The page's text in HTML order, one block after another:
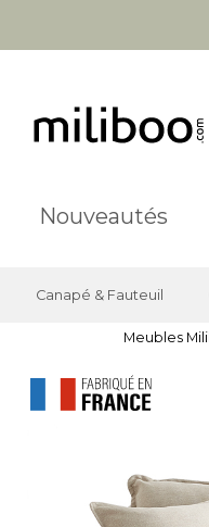
Nouveautés
Canapé & Fauteuil
Meubles